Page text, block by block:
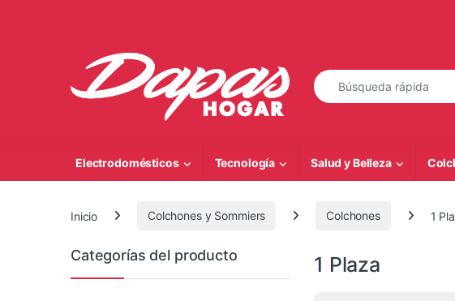
Búsqueda de:
Electrodomésticos Tecnología Salud y Belleza
Inicio Colchones y Sommiers Colchones 1
1 Plaza
Categorías del producto